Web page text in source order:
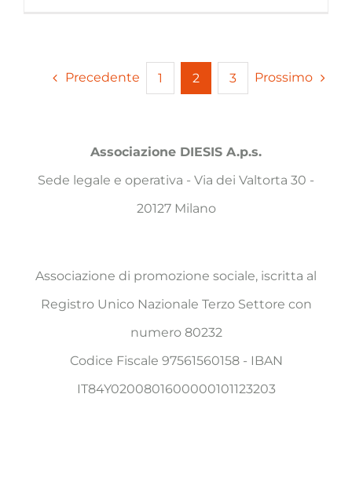
Precedente 1 2 3 Prossimo
Associazione DIESIS A.p.s.
Sede legale e operativa - Via dei Valtorta 30 -
20127 Milano
Associazione di promozione sociale, iscritta al
Registro Unico Nazionale Terzo Settore con
numero 80232
Codice Fiscale 97561560158 - IBAN
IT84Y0200801600000101123203